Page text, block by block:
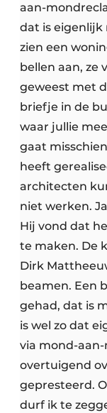
aan-
dat is eigenlijk
zien een
bellen aan, ze
geweest met
briefje in de
waar jullie
gaat
heeft
architecten
niet werken.
Hij vond dat
te maken. De
Dirk
beamen. Een
gehad, dat is
is wel zo dat
via mond-
overtuigend
gepresteerd.
durf ik te